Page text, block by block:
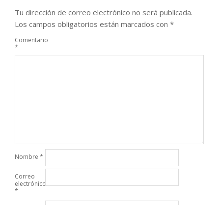
Tu dirección de correo electrónico no será publicada.
Los campos obligatorios están marcados con *
Comentario
*
Nombre *
Correo
electrónico
*